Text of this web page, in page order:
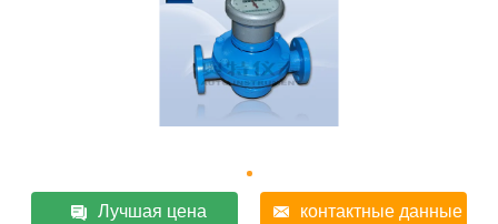
Лучшая цена контактные данные